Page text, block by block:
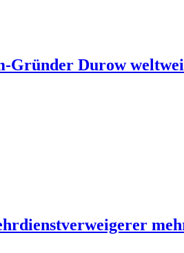
Gründer Durow